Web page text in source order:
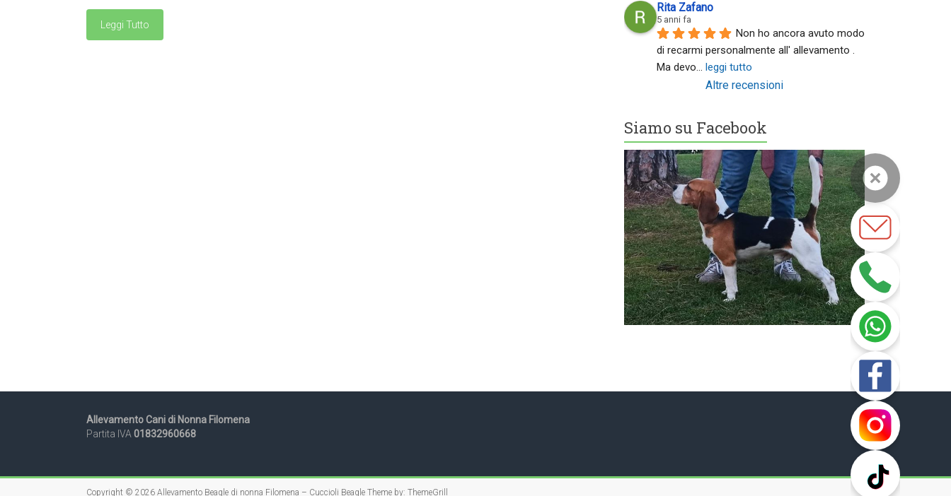
Leggi Tutto
Rita Zafano
5 anni fa
Non ho ancora avuto modo
di recarmi personalmente all' allevamento .
Ma devo... leggi tutto
Altre recensioni
Siamo su Facebook
Allevamento Cani di Nonna Filomena
Partita IVA 01832960668
Copyright © 2026 Allevamento Beagle di nonna Filomena – Cuccioli Beagle Theme by: ThemeGrill